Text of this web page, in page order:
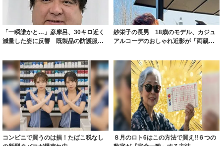
「一瞬誰かと…」彦摩呂、30キロ近く
減量した姿に反響 既製品の防護服が
紗栄子の長男 18歳のモデル、カジュ
アルコーデのおしゃれ近影が「両親の
コンビニで買うのは損！たばこ税なし
８月のロト6はこの方法で買え!!６つの